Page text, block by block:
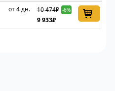
от 4 дн. 10 474₽ -6%
9 933₽